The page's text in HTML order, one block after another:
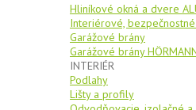
Hliníkové okná a dvere
Interiérové,
Garážové brány
Garážové brány
INTERIÉR
Podlahy
Lišty a profily